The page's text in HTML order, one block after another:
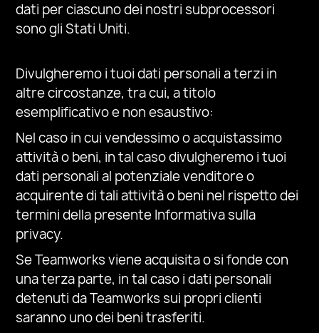
dati per ciascuno dei nostri subprocessori
sono gli Stati Uniti.
Divulgheremo i tuoi dati personali a terzi in
altre circostanze, tra cui, a titolo
esemplificativo e non esaustivo:
Nel caso in cui vendessimo o acquistassimo
attività o beni, in tal caso divulgheremo i tuoi
dati personali al potenziale venditore o
acquirente di tali attività o beni nel rispetto dei
termini della presente Informativa sulla
privacy.
Se Teamworks viene acquisita o si fonde con
una terza parte, in tal caso i dati personali
detenuti da Teamworks sui propri clienti
saranno uno dei beni trasferiti.